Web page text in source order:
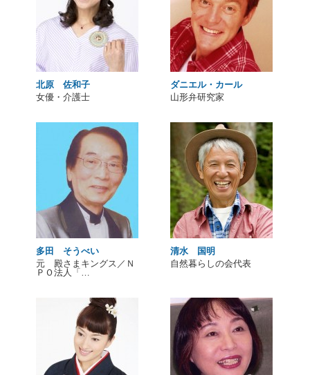
北原 佐和子
女優・介護士
ダニエル・カール
山形弁研究家
多田 そうべい
元 殿さまキングス／Ｎ
ＰＯ法人「…
清水 国明
自然暮らしの会代表